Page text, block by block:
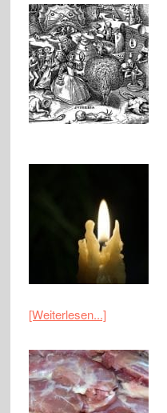
[Weiterlesen...]